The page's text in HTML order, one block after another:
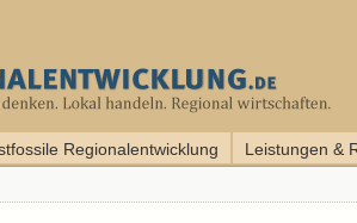
Regionalentwicklung Leistungen &